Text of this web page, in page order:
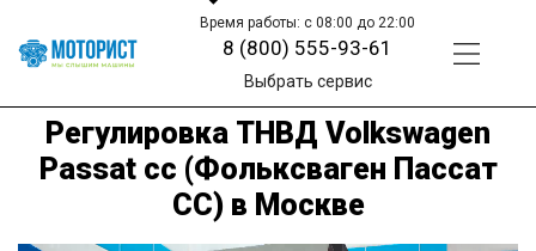
Время работы: с 08:00 до 22:00
8 (800) 555-93-61
Выбрать сервис
Регулировка ТНВД Volkswagen
Passat cc (Фольксваген Пассат
СС) в Москве